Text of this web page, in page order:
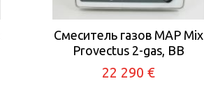
Смеситель газов MAP Mix
Provectus 2-gas, BB
22 290 €